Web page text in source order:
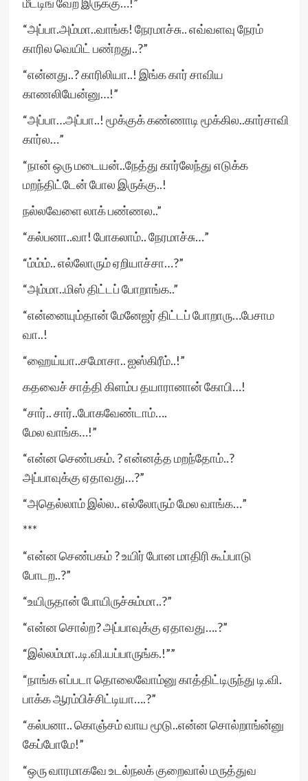
“அப்பா.அம்மா..வாங்க! நேரமாச்சு.. எவ்வளவு நேரம்
காரில வெயிட் பண்றது..?”
“என்னது..? காரிலியா..! இங்க கார் சாவிய
காணலியேன்னு…!”
“அப்பா…அப்பா..! மூக்குக் கண்ணாடி மூக்கில..கார்சாவி
கார்ல…”
“நான் ஒரு மடையன்..நேத்து கார்லேந்து எடுக்க
மறந்திட்டேன் போல இருக்கு..!
நல்லவேளை லாக் பண்ணல..”
“கல்பனா..வா! போகலாம்.. நேரமாச்சு…”
“ம்ம்ம்.. எல்லோரும் ஏறியாச்சா…?”
“அம்மா..மிஸ் திட்டப் போறாங்க..”
“என்னையும்தான் மேனேஜர் திட்டப் போறாரு…பேசாம
வா..!
“ஹைய்யா..சமோசா.. ஐஸ்கிரீம்..!”
கதவைச் சாத்தி கிளம்ப தயாரானான் கோபி…!
“சார்.. சார்..போகவேண்டாம்….
மேல வாங்க…!”
“என்ன செண்பகம். ? என்னத்த மறந்தோம்..?
அப்பாவுக்கு ஏதாவது…?”
“அதெல்லாம் இல்ல.. எல்லோரும் மேல வாங்க…”
***
“என்ன செண்பகம் ? உயிர் போன மாதிரி கூப்பாடு
போடற..?”
“உயிருதான் போயிருச்சும்மா..?”
“என்ன சொல்ற? அப்பாவுக்கு ஏதாவது….?”
“இல்லம்மா..டி.வி.யப்பாருங்க.!””
“நாங்க எப்படா தொலைவோம்னு காத்திட்டிருந்து டி.வி.
பாக்க ஆரம்பிச்சிட்டியா….?”
“கல்பனா.. கொஞ்சம் வாய மூடு..என்ன சொல்றாங்ன்னு
கேப்போமே!”
“ஒரு வாரமாகவே உடல்நலக் குறைவால் மருத்துவ